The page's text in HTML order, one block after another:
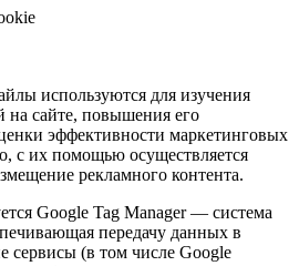
используются для изучения
на сайте, повышения его
эффективности маркетинговых
с их помощью осуществляется
рекламного контента.
Google Tag Manager — система
передачу данных в
сервисы (в том числе Google